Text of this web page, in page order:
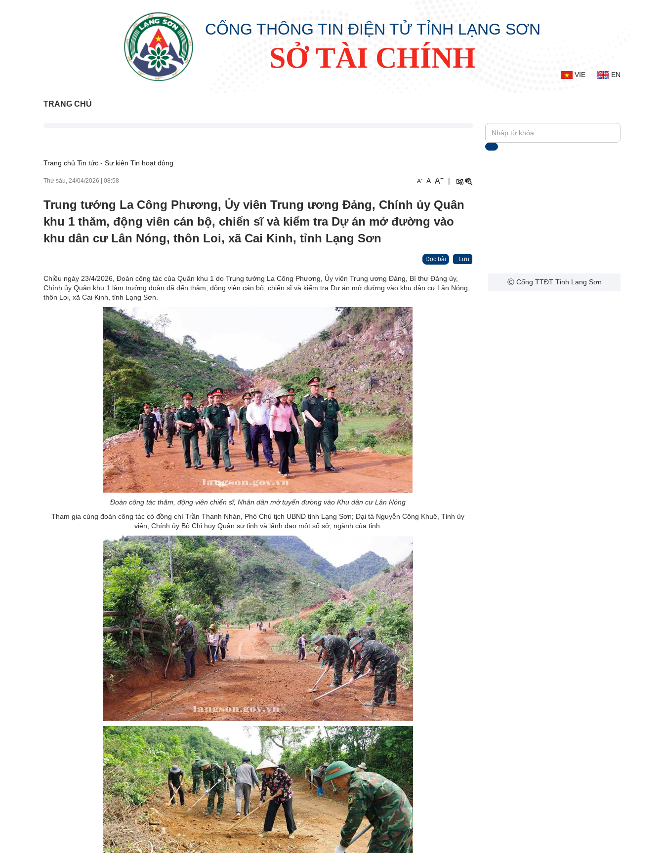
CỔNG THÔNG TIN ĐIỆN TỬ TỈNH LẠNG SƠN
SỞ TÀI CHÍNH
VIE EN
TRANG CHỦ
Trang chủ Tin tức - Sự kiện Tin hoạt động
Thứ sáu, 24/04/2026 | 08:58 A- A A+ |
Trung tướng La Công Phương, Ủy viên Trung ương Đảng, Chính ủy Quân
khu 1 thăm, động viên cán bộ, chiến sĩ và kiểm tra Dự án mở đường vào
khu dân cư Lân Nóng, thôn Loi, xã Cai Kinh, tỉnh Lạng Sơn
Đọc bài Lưu
Chiều ngày 23/4/2026, Đoàn công tác của Quân khu 1 do Trung tướng La Công Phương, Ủy viên Trung ương Đảng, Bí thư Đảng ủy,
Chính ủy Quân khu 1 làm trưởng đoàn đã đến thăm, động viên cán bộ, chiến sĩ và kiểm tra Dự án mở đường vào khu dân cư Lân Nóng,
thôn Loi, xã Cai Kinh, tỉnh Lạng Sơn.
Đoàn công tác thăm, động viên chiến sĩ, Nhân dân mở tuyến đường vào Khu dân cư Lân Nóng
Tham gia cùng đoàn công tác có đồng chí Trần Thanh Nhàn, Phó Chủ tịch UBND tỉnh Lạng Sơn; Đại tá Nguyễn Công Khuê, Tỉnh ủy
viên, Chính ủy Bộ Chỉ huy Quân sự tỉnh và lãnh đạo một số sở, ngành của tỉnh.
Ⓒ Cổng TTĐT Tỉnh Lạng Sơn